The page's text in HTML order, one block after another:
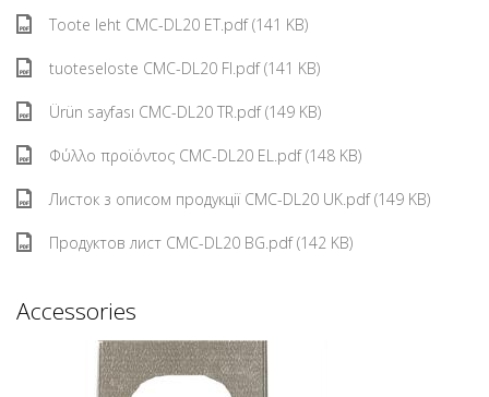
Toote leht CMC-DL20 ET.pdf (141 KB)
tuoteseloste CMC-DL20 FI.pdf (141 KB)
Ürün sayfası CMC-DL20 TR.pdf (149 KB)
Φύλλο προϊόντος CMC-DL20 EL.pdf (148 KB)
Листок з описом продукції CMC-DL20 UK.pdf (149 KB)
Продуктов лист CMC-DL20 BG.pdf (142 KB)
Accessories